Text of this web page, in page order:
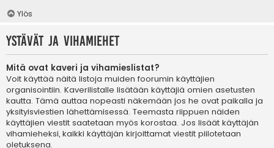
Ylös
Ystävät ja vihamiehet
Mitä ovat kaveri ja vihamieslistat?
Voit käyttää näitä listoja muiden foorumin käyttäjien
organisointiin. Kaverilistalle lisätään käyttäjiä omien asetusten
kautta. Tämä auttaa nopeasti näkemään jos he ovat paikalla ja
yksityisviestien lähettämisessä. Teemasta riippuen näiden
käyttäjien viestit saatetaan myös korostaa. Jos lisäät käyttäjän
vihamieheksi, kaikki käyttäjän kirjoittamat viestit piilotetaan
oletuksena.